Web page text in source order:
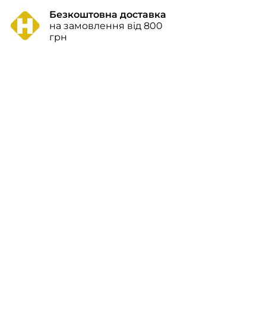
Безкоштовна доставка
на замовлення від 800
грн